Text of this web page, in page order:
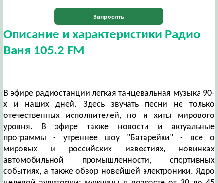
Запросить
Описание и характеристики Радио
Ваня 105.2 FM
В эфире радиостанции легкая танцевальная музыка 90-
х и наших дней. Здесь звучать песни не только
отечественных исполнителей, но и хиты мирового
уровня. В эфире также новости и актуальные
программы - утреннее шоу "Батарейки" - все о
мировых и российских известиях, новинках
автомобильной промышленности, спортивных
событиях, а также обзор новейшей электроники. Ядро